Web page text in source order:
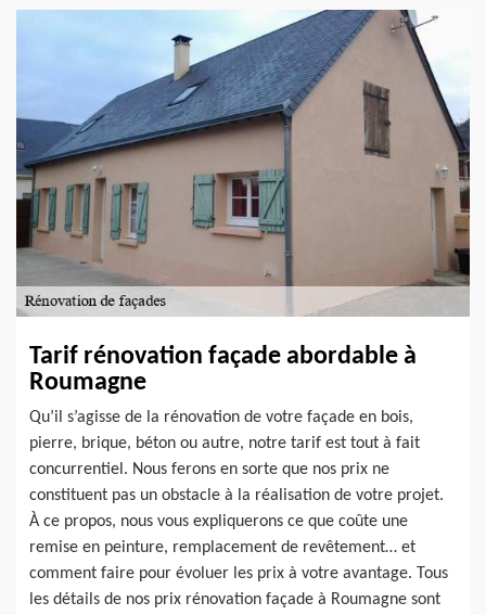
Tarif rénovation façade abordable à
Roumagne
Qu’il s’agisse de la rénovation de votre façade en bois,
pierre, brique, béton ou autre, notre tarif est tout à fait
concurrentiel. Nous ferons en sorte que nos prix ne
constituent pas un obstacle à la réalisation de votre projet.
À ce propos, nous vous expliquerons ce que coûte une
remise en peinture, remplacement de revêtement… et
comment faire pour évoluer les prix à votre avantage. Tous
les détails de nos prix rénovation façade à Roumagne sont